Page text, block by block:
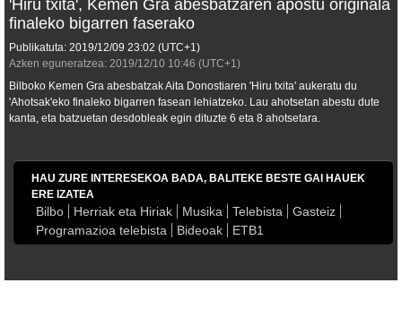
'Hiru txita', Kemen Gra abesbatzaren apostu originala
finaleko bigarren faserako
Publikatuta: 2019/12/09 23:02 (UTC+1)
Azken eguneratzea: 2019/12/10 10:46 (UTC+1)
Bilboko Kemen Gra abesbatzak Aita Donostiaren 'Hiru txita' aukeratu du
'Ahotsak'eko finaleko bigarren fasean lehiatzeko. Lau ahotsetan abestu dute
kanta, eta batzuetan desdobleak egin dituzte 6 eta 8 ahotsetara.
HAU ZURE INTERESEKOA BADA, BALITEKE BESTE GAI HAUEK
ERE IZATEA
Bilbo Herriak eta Hiriak Musika Telebista
Gasteiz
Programazioa telebista
Bideoak ETB1